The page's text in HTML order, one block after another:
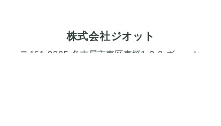
株式会社ジオット
〒461-0005 名古屋市東区東桜1-3-8 ヴェッセ